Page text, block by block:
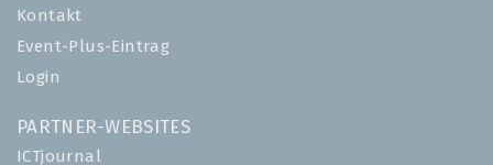
Kontakt
Event-Plus-Eintrag
Login
PARTNER-WEBSITES
ICTjournal